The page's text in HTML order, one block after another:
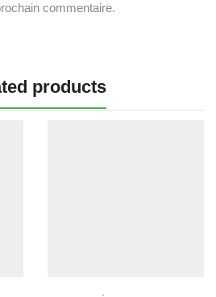
commentaire.
products